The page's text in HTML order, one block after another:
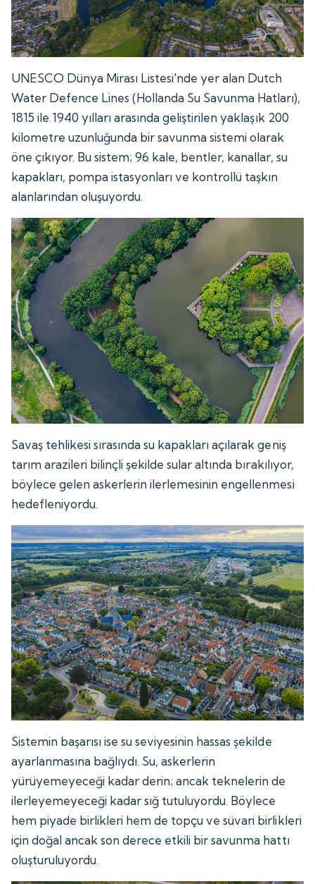
UNESCO Dünya Mirası Listesi'nde yer alan Dutch
Water Defence Lines (Hollanda Su Savunma Hatları),
1815 ile 1940 yılları arasında geliştirilen yaklaşık 200
kilometre uzunluğunda bir savunma sistemi olarak
öne çıkıyor. Bu sistem; 96 kale, bentler, kanallar, su
kapakları, pompa istasyonları ve kontrollü taşkın
alanlarından oluşuyordu.
Savaş tehlikesi sırasında su kapakları açılarak geniş
tarım arazileri bilinçli şekilde sular altında bırakılıyor,
böylece gelen askerlerin ilerlemesinin engellenmesi
hedefleniyordu.
Sistemin başarısı ise su seviyesinin hassas şekilde
ayarlanmasına bağlıydı. Su, askerlerin
yürüyemeyeceği kadar derin; ancak teknelerin de
ilerleyemeyeceği kadar sığ tutuluyordu. Böylece
hem piyade birlikleri hem de topçu ve süvari birlikleri
için doğal ancak son derece etkili bir savunma hattı
oluşturuluyordu.